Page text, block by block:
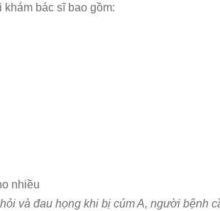
bác sĩ bao gồm:
và đau họng khi bị cúm A, người bệnh